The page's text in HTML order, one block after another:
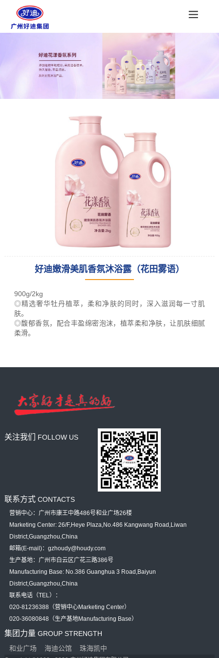
好迪嫩滑美肌香氛沐浴露（花田雾语）
and provider
900g/2kg
◎精选奢华牡丹植萃，柔和净肤的同时，深入滋润每一寸肌
肤。
◎馥郁香氛，配合丰盈绵密泡沫，植萃柔和净肤，让肌肤细腻
柔滑。
关注我们 FOLLOW US
联系方式 CONTACTS
营销中心：广州市康王中路486号和业广场26楼
Marketing Center: 26/F,Heye Plaza,No.486 Kangwang Road,Liwan
District,Guangzhou,China
邮箱(E-mail)：gzhoudy@houdy.com
生产基地：广州市白云区广花三路386号
Manufacturing Base: No.386 Guanghua 3 Road,Baiyun
District,Guangzhou,China
联系电话（TEL）：
020-81236388（营销中心Marketing Center）
020-36080848（生产基地Manufacturing Base）
集团力量 GROUP STRENGTH
和业广场
海迪公馆 珠海凯中